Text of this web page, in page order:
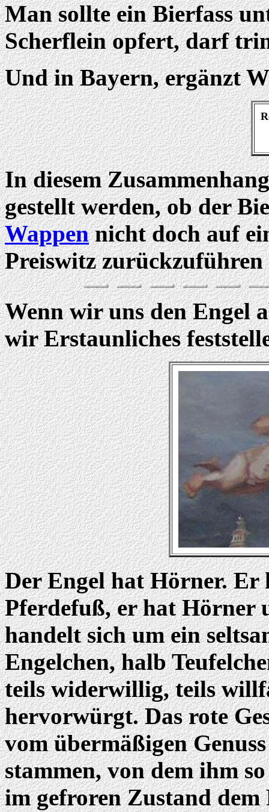
Man sollte ein Bierfass
Scherflein opfert, darf
Und in Bayern, ergänzt
In diesem
gestellt werden, ob der
Wappennicht doch auf
Preiswitz zurückzuführen
Wenn wir uns den Engel
wir Erstaunliches
Der Engel hat Hörner. Er
Pferdefuß, er hat Hörner
handelt sich um ein
Engelchen, halb
teils widerwillig, teils
hervorwürgt. Das rote
vom übermäßigen
stammen, von dem ihm
im gefroren Zustand